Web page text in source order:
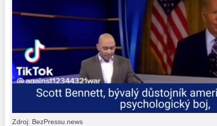
Zdroj: BezPressu.news